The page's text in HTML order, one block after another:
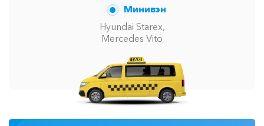
Минивэн
Hyundai Starex,
Mercedes Vito